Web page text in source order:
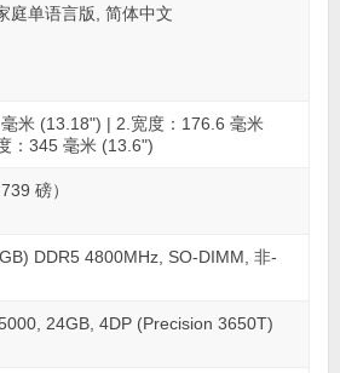
庭单语言版, 简体中文
米 (13.18") | 2.宽度：176.6 毫米
：345 毫米 (13.6")
磅）
DDR5 4800MHz, SO-DIMM, 非-
24GB, 4DP (Precision 3650T)